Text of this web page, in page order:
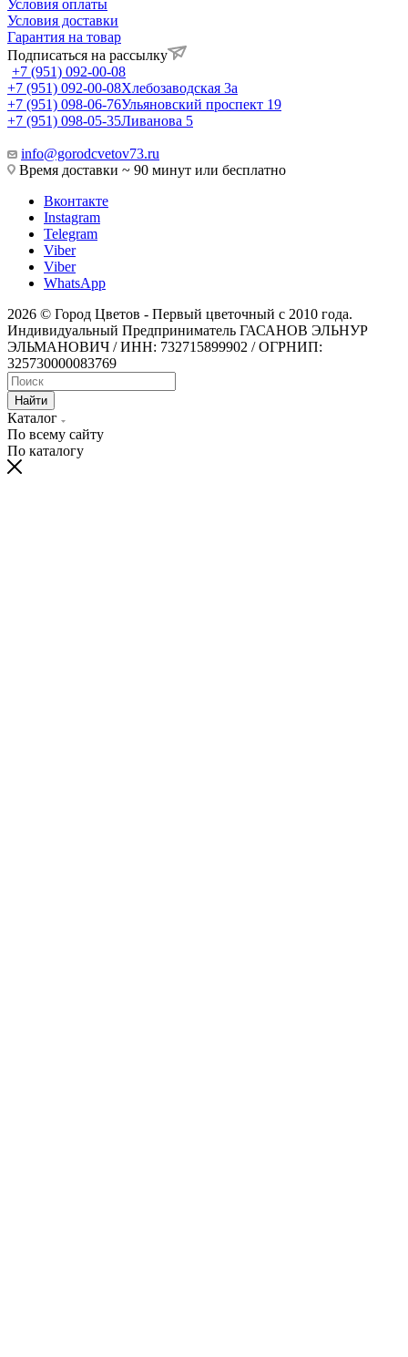
Условия оплаты
Условия доставки
Гарантия на товар
Подписаться на рассылку
+7 (951) 092-00-08
+7 (951) 092-00-08Хлебозаводская 3а
+7 (951) 098-06-76Ульяновский проспект 19
+7 (951) 098-05-35Ливанова 5
info@gorodcvetov73.ru
Время доставки ~ 90 минут или бесплатно
Вконтакте
Instagram
Telegram
Viber
Viber
WhatsApp
2026 © Город Цветов - Первый цветочный с 2010 года.
Индивидуальный Предприниматель ГАСАНОВ ЭЛЬНУР
ЭЛЬМАНОВИЧ / ИНН: 732715899902 / ОГРНИП:
325730000083769
Найти
Каталог
По всему сайту
По каталогу